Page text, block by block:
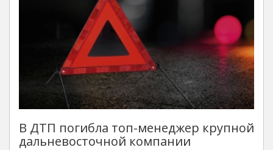
В ДТП погибла топ-менеджер крупной
дальневосточной компании